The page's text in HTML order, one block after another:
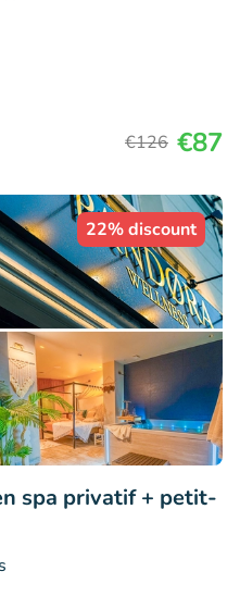
€126 €87
22% discount
spa privatif + petit-